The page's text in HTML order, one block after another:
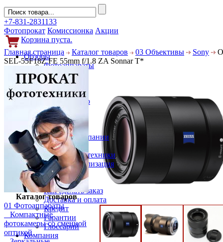
+7-831-2831133
Фотопрокат Комиссионка Акции
Корзина пуста.
Обзоры
Фотоаппараты
Объективы
Фильтры
Новости
Фото и видео
Гаджеты
Аксессуары
Слухи
Новости компании
Услуги
Прокат фототехники
Выкуп и реализация
Покупателям
Акции
Как сделать заказ
Доставка и оплата
Кредит
Гарантии
Глоссарий
Компания
Главная страница Каталог товаров 03 Объективы Sony
SEL-55F18Z FE 55mm f/1.8 ZA Sonnar T*
Каталог товаров
01 Фотоаппараты
Компактные
фотокамеры со сменной
оптикой